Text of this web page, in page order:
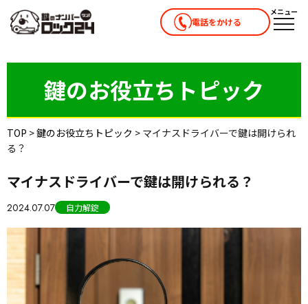
電話をかける
メニュー
メニ
鍵のお役立ちトピック
TOP >鍵のお役立ちトピック > マイナスドライバーで鍵は開けられ
る？
マイナスドライバーで鍵は開けられる？
2024.07.07 自力解錠